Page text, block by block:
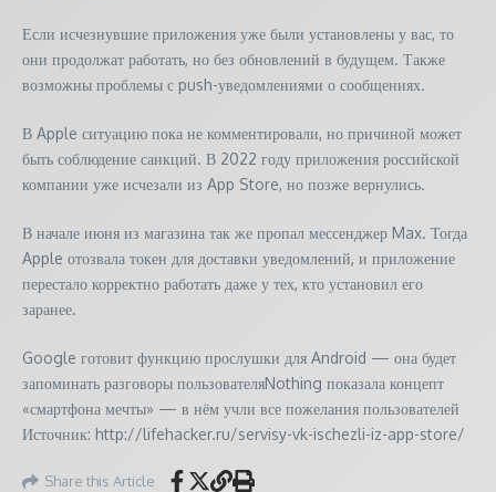
Если исчезнувшие приложения уже были установлены у вас, то
они продолжат работать, но без обновлений в будущем. Также
возможны проблемы с push-уведомлениями о сообщениях.
В Apple ситуацию пока не комментировали, но причиной может
быть соблюдение санкций. В 2022 году приложения российской
компании уже исчезали из App Store, но позже вернулись.
В начале июня из магазина так же пропал мессенджер Max. Тогда
Apple отозвала токен для доставки уведомлений, и приложение
перестало корректно работать даже у тех, кто установил его
заранее.
Google готовит функцию прослушки для Android — она будет
запоминать разговоры пользователяNothing показала концепт
«смартфона мечты» — в нём учли все пожелания пользователей
Источник: http://lifehacker.ru/servisy-vk-ischezli-iz-app-store/
Share this Article